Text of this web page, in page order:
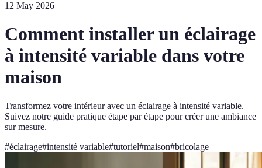
12 May 2026
Comment installer un éclairage
à intensité variable dans votre
maison
Transformez votre intérieur avec un éclairage à intensité variable.
Suivez notre guide pratique étape par étape pour créer une ambiance
sur mesure.
#éclairage#intensité variable#tutoriel#maison#bricolage